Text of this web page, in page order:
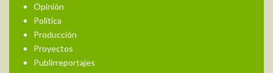
Opinión
Política
Producción
Proyectos
Publirreportajes